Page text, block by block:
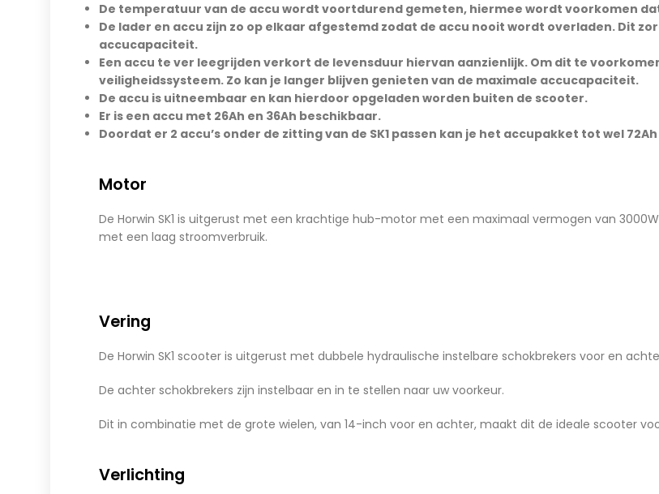
De temperatuur van de accu wordt voortdurend gemeten, hiermee wordt voorkomen
De lader en accu zijn zo op elkaar afgestemd zodat de accu nooit wordt overladen. Dit
accucapaciteit.
Een accu te ver leegrijden verkort de levensduur hiervan aanzienlijk. Om dit te
veiligheidssysteem. Zo kan je langer blijven genieten van de maximale accucapaciteit.
De accu is uitneembaar en kan hierdoor opgeladen worden buiten de scooter.
Er is een accu met 26Ah en 36Ah beschikbaar.
Doordat er 2 accu’s onder de zitting van de SK1 passen kan je het accupakket tot wel
Motor
De Horwin SK1 is uitgerust met een krachtige hub-motor met een maximaal vermogen van
met een laag stroomverbruik.
Vering
De Horwin SK1 scooter is uitgerust met dubbele hydraulische instelbare schokbrekers voor en
De achter schokbrekers zijn instelbaar en in te stellen naar uw voorkeur.
Dit in combinatie met de grote wielen, van 14-inch voor en achter, maakt dit de ideale scooter
Verlichting